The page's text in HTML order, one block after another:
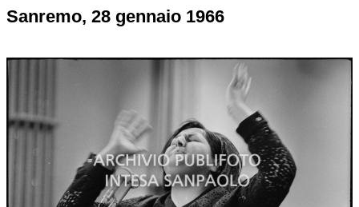
Sanremo, 28 gennaio 1966